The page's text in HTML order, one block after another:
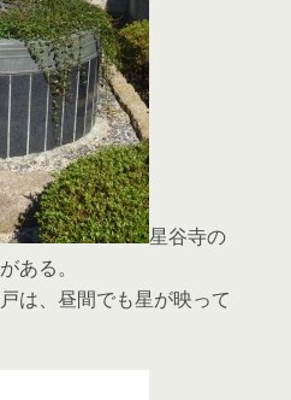
星谷寺の
ある。
は、昼間でも星が映って